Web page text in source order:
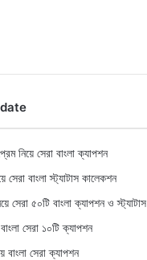
নিয়ে সেরা বাংলা ক্যাপশন
সেরা বাংলা স্ট্যাটাস কালেকশন
সেরা ৫০টি বাংলা ক্যাপশন ও স্ট্যাটাস
সেরা ১০টি ক্যাপশন
বাংলা সেরা ক্যাপশন